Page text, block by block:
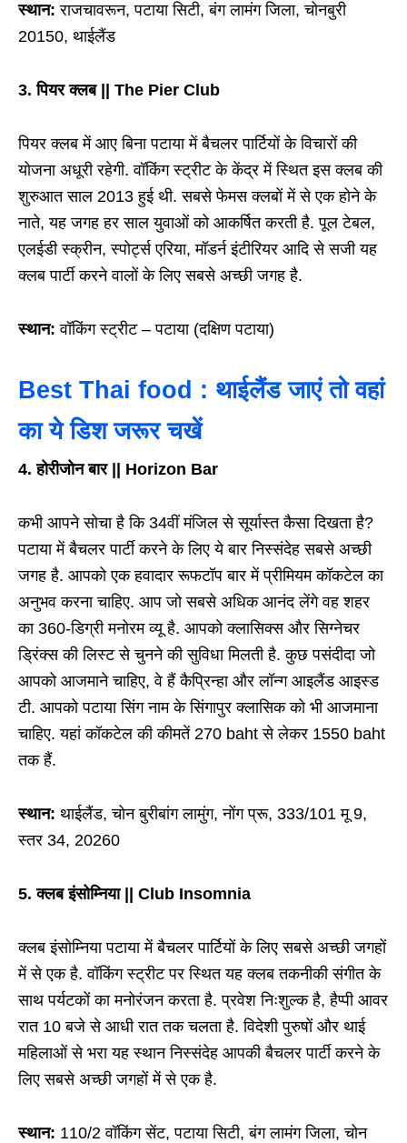
स्थान: राजचावरून, पटाया सिटी, बंग लामंग जिला, चोनबुरी
20150, थाईलैंड
3. पियर क्लब || The Pier Club
पियर क्लब में आए बिना पटाया में बैचलर पार्टियों के विचारों की
योजना अधूरी रहेगी. वॉकिंग स्ट्रीट के केंद्र में स्थित इस क्लब की
शुरुआत साल 2013 हुई थी. सबसे फेमस क्लबों में से एक होने के
नाते, यह जगह हर साल युवाओं को आकर्षित करती है. पूल टेबल,
एलईडी स्क्रीन, स्पोर्ट्स एरिया, मॉडर्न इंटीरियर आदि से सजी यह
क्लब पार्टी करने वालों के लिए सबसे अच्छी जगह है.
स्थान: वॉकिंग स्ट्रीट – पटाया (दक्षिण पटाया)
Best Thai food : थाईलैंड जाएं तो वहां
का ये डिश जरूर चखें
4. होरीजोन बार || Horizon Bar
कभी आपने सोचा है कि 34वीं मंजिल से सूर्यास्त कैसा दिखता है?
पटाया में बैचलर पार्टी करने के लिए ये बार निस्संदेह सबसे अच्छी
जगह है. आपको एक हवादार रूफटॉप बार में प्रीमियम कॉकटेल का
अनुभव करना चाहिए. आप जो सबसे अधिक आनंद लेंगे वह शहर
का 360-डिग्री मनोरम व्यू है. आपको क्लासिक्स और सिग्नेचर
ड्रिंक्स की लिस्ट से चुनने की सुविधा मिलती है. कुछ पसंदीदा जो
आपको आजमाने चाहिए, वे हैं कैप्रिन्हा और लॉन्ग आइलैंड आइस्ड
टी. आपको पटाया सिंग नाम के सिंगापुर क्लासिक को भी आजमाना
चाहिए. यहां कॉकटेल की कीमतें 270 baht से लेकर 1550 baht
तक हैं.
स्थान: थाईलैंड, चोन बुरीबांग लामुंग, नोंग प्रू, 333/101 मू 9,
स्तर 34, 20260
5. क्लब इंसोम्निया || Club Insomnia
क्लब इंसोम्निया पटाया में बैचलर पार्टियों के लिए सबसे अच्छी जगहों
में से एक है. वॉकिंग स्ट्रीट पर स्थित यह क्लब तकनीकी संगीत के
साथ पर्यटकों का मनोरंजन करता है. प्रवेश निःशुल्क है, हैप्पी आवर
रात 10 बजे से आधी रात तक चलता है. विदेशी पुरुषों और थाई
महिलाओं से भरा यह स्थान निस्संदेह आपकी बैचलर पार्टी करने के
लिए सबसे अच्छी जगहों में से एक है.
स्थान: 110/2 वॉकिंग सेंट, पटाया सिटी, बंग लामंग जिला, चोन